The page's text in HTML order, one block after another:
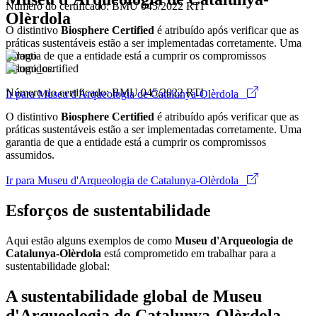
Número do certificado: BMU 045/2022 RTI
O distintivo Biosphere Certified é atribuído após verificar que as
práticas sustentáveis estão a ser implementadas corretamente. Uma
garantia de que a entidade está a cumprir os compromissos
assumidos.
Ir para Museu d'Arqueologia de Catalunya-Olèrdola
Olèrdola
Número do certificado: BMU 045/2022 RTI
O distintivo Biosphere Certified é atribuído após verificar que as
práticas sustentáveis estão a ser implementadas corretamente. Uma
garantia de que a entidade está a cumprir os compromissos
assumidos.
Ir para Museu d'Arqueologia de Catalunya-Olèrdola
Esforços de sustentabilidade
Aqui estão alguns exemplos de como Museu d'Arqueologia de
Catalunya-Olèrdola está comprometido em trabalhar para a
sustentabilidade global:
A sustentabilidade global de Museu